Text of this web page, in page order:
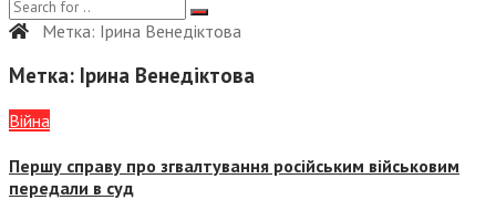
Метка: Ірина Венедіктова
Метка: Ірина Венедіктова
Війна
Першу справу про згвалтування російським військовим
передали в суд